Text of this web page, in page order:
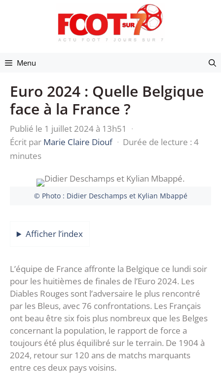
Menu
Euro 2024 : Quelle Belgique
face à la France ?
Publié le 1 juillet 2024 à 13h51
·
Écrit par Marie Claire Diouf · Durée de lecture : 4
minutes
© Photo : Didier Deschamps et Kylian Mbappé
Afficher l’index
L’équipe de France affronte la Belgique ce lundi soir
pour les huitièmes de finales de l’Euro 2024. Les
Diables Rouges sont l’adversaire le plus rencontré
par les Bleus, avec 76 confrontations. Les Français
ont beau être six fois plus nombreux que les Belges
concernant la population, le rapport de force a
toujours été plus équilibré sur le terrain. De 1904 à
2024, retour sur 120 ans de matchs marquants
entre ces deux pays voisins.